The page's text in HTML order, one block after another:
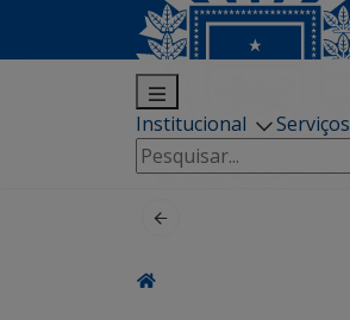
Institucional Serviços
Pesquisar
por: